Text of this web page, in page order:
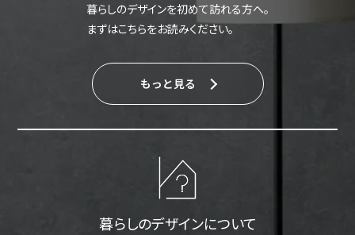
暮らしのデザインを初めて訪れる方へ。
まずはこちらをお読みください。
もっと見る
暮らしのデザインについて